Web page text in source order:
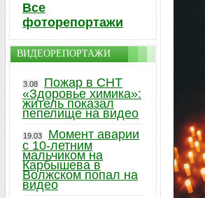
Все
фоторепортажи
ВИДЕОРЕПОРТАЖИ
3.08
Пожар в СНТ
«Здоровье химика»:
житель показал
пепелище на видео
19.03
Момент аварии
с 10-летним
мальчиком на
Карбышева в
Волжском попал на
видео